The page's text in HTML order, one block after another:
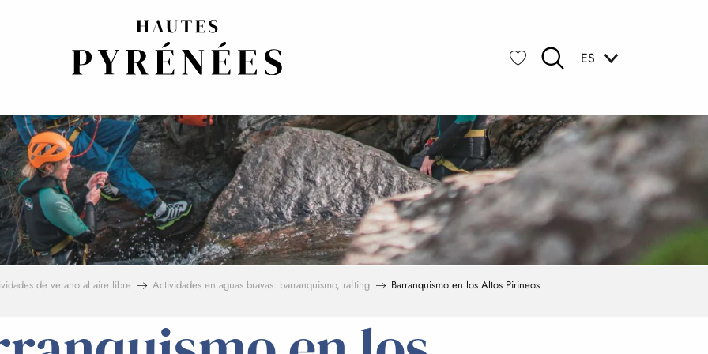
ES
de verano al aire libre Actividades en aguas bravas: barranquismo, rafting Barranquismo en los Altos Pirineos